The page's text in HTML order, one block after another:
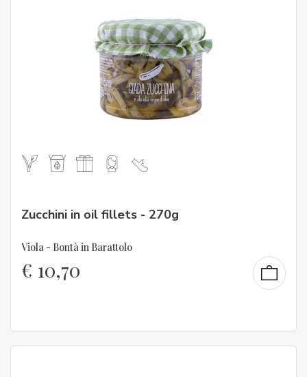
Zucchini in oil fillets - 270g
Viola - Bontà in Barattolo
€ 10,70